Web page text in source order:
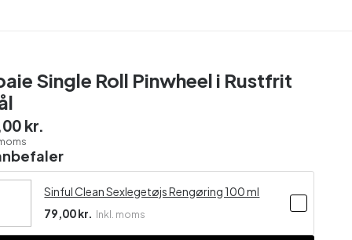
Single Roll Pinwheel i Rustfrit
kr.
Sinful Clean Sexlegetøjs Rengøring 100 ml
79,00 kr.
Inkl. moms